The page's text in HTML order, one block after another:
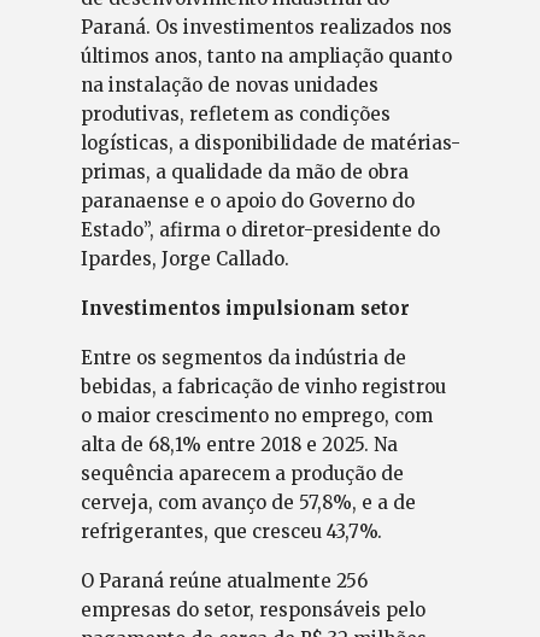
Paraná. Os investimentos realizados nos
últimos anos, tanto na ampliação quanto
na instalação de novas unidades
produtivas, refletem as condições
logísticas, a disponibilidade de matérias-
primas, a qualidade da mão de obra
paranaense e o apoio do Governo do
Estado”, afirma o diretor-presidente do
Ipardes, Jorge Callado.
Investimentos impulsionam setor
Entre os segmentos da indústria de
bebidas, a fabricação de vinho registrou
o maior crescimento no emprego, com
alta de 68,1% entre 2018 e 2025. Na
sequência aparecem a produção de
cerveja, com avanço de 57,8%, e a de
refrigerantes, que cresceu 43,7%.
O Paraná reúne atualmente 256
empresas do setor, responsáveis pelo